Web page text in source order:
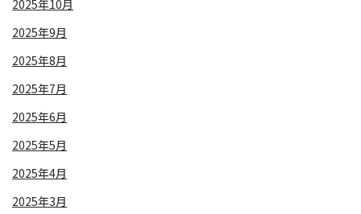
2025年10月
2025年9月
2025年8月
2025年7月
2025年6月
2025年5月
2025年4月
2025年3月